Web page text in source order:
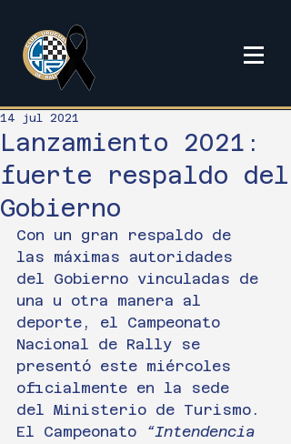
Lanzamiento 2021:
fuerte respaldo del
Gobierno
14 jul 2021
Con un gran respaldo de
las máximas autoridades
del Gobierno vinculadas de
una u otra manera al
deporte, el Campeonato
Nacional de Rally se
presentó este miércoles
oficialmente en la sede
del Ministerio de Turismo.
El Campeonato
“Intendencia